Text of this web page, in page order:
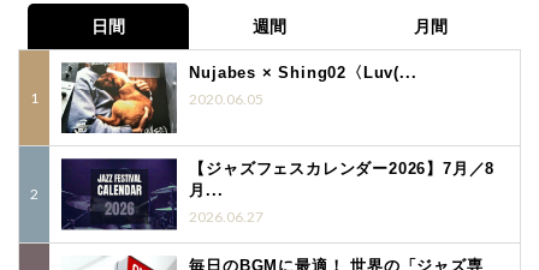
日間 週間 月間
Nujabes × Shing02〈Luv(...
2020.06.05
【ジャズフェスカレンダー2026】7月／8
月...
2026.06.27
毎日のBGMに最適！ 世界の「ジャズ専